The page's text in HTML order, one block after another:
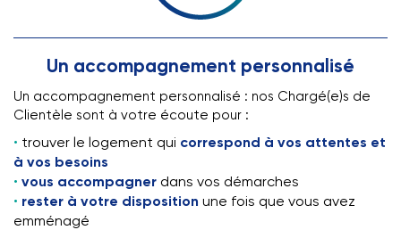
Un accompagnement personnalisé
Un accompagnement personnalisé : nos Chargé(e)s de
Clientèle sont à votre écoute pour :
trouver le logement qui correspond à vos attentes et
à vos besoins
vous accompagner dans vos démarches
rester à votre disposition une fois que vous avez
emménagé